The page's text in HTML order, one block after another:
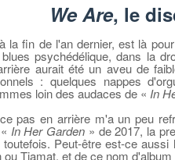
We Are, le
la fin de l'an dernier, est là
psychédélique, dans la
aurait été un aveu de
: quelques nappes
loin des audaces de « In
pas en arrière m'a un peu
In Her Garden » de 2017, la
Peut-être est-ce
Tiamat, et de ce nom